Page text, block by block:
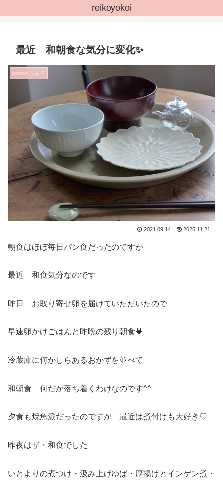
reikoyokoi
最近 和朝食な気分に変化✨
bonton.ブログ
2021.09.14 2025.11.21
朝食はほぼ毎日パン食だったのですが
最近 和食気分なのです
昨日 お取り寄せ卵を届けていただいたので
早速卵かけごはんと昨晩の残り朝食💗
冷蔵庫に何かしらあるおかずを並べて
和朝食 何だか落ち着くわけなのです^^
夕食も焼魚派だったのですが 最近は煮付けも大好き♡
昨夜はザ・和食でした
いとよりの煮つけ・汲み上げゆば・厚揚げとインゲン煮・